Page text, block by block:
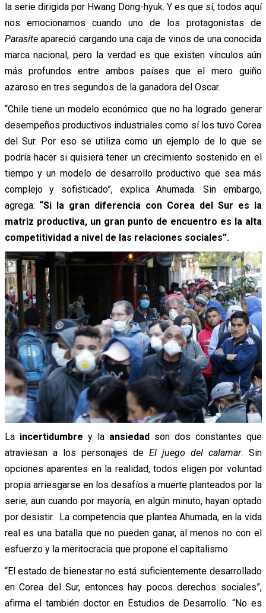
la serie dirigida por Hwang Dong-hyuk. Y es que sí, todos aquí
nos emocionamos cuando uno de los protagonistas de
Parasiteapareció cargando una caja de vinos de una conocida
marca nacional, pero la verdad es que existen vínculos aún
más profundos entre ambos países que el mero guiño
azaroso en tres segundos de la ganadora del Oscar.
“Chile tiene un modelo económico que no ha logrado generar
desempeños productivos industriales como sí los tuvo Corea
del Sur. Por eso se utiliza como un ejemplo de lo que se
podría hacer si quisiera tener un crecimiento sostenido en el
tiempo y un modelo de desarrollo productivo que sea más
complejo y sofisticado”, explica Ahumada. Sin embargo,
agrega: “Si la gran diferencia con Corea del Sur es la
matriz productiva, un gran punto de encuentro es la alta
competitividad a nivel de las relaciones sociales”.
Laincertidumbre y la ansiedad son dos constantes que
atraviesan a los personajes deEl juego del calamar. Sin
opciones aparentes en la realidad, todos eligen por voluntad
propia arriesgarse en los desafíos a muerte planteados por la
serie, aun cuando por mayoría, en algún minuto, hayan optado
por desistir. La competencia que plantea Ahumada, en la vida
real es una batalla que no pueden ganar, al menos no con el
esfuerzo y la meritocracia que propone el capitalismo.
“El estado de bienestar no está suficientemente desarrollado
en Corea del Sur, entonces hay pocos derechos sociales”,
afirma el también doctor en Estudios de Desarrollo. “No es